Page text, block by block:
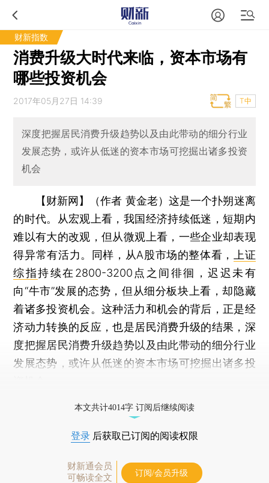
财新指数
消费升级大时代来临，资本市场有
哪些投资机会
2017年05月27日 14:39 T中
深度把握居民消费升级趋势以及由此带动的细分行业
发展态势，或许从低迷的资本市场可挖掘出诸多投资
机会
【财新网】（作者 黄金老） 这是一个扑朔迷离
的时代。从宏观上看，我国经济持续低迷，短期内
难以有大的改观，但从微观上看，一些企业却表现
得异常有活力。同样，从A股市场的整体看，
上证
综指持续在2800-3200点之间徘徊，迟迟未有
向“牛市”发展的态势，但从细分板块上看，却隐藏
着诸多投资机会。这种活力和机会的背后，正是经
济动力转换的反应，也是居民消费升级的结果，深
度把握居民消费升级趋势以及由此带动的细分行业
发展态势，或许从低迷的资本市场可挖掘出诸多投
本文共计4014字 订阅后继续阅读
登录 后获取已订阅的阅读权限
财新通会员
可畅读全文
订阅/会员升级